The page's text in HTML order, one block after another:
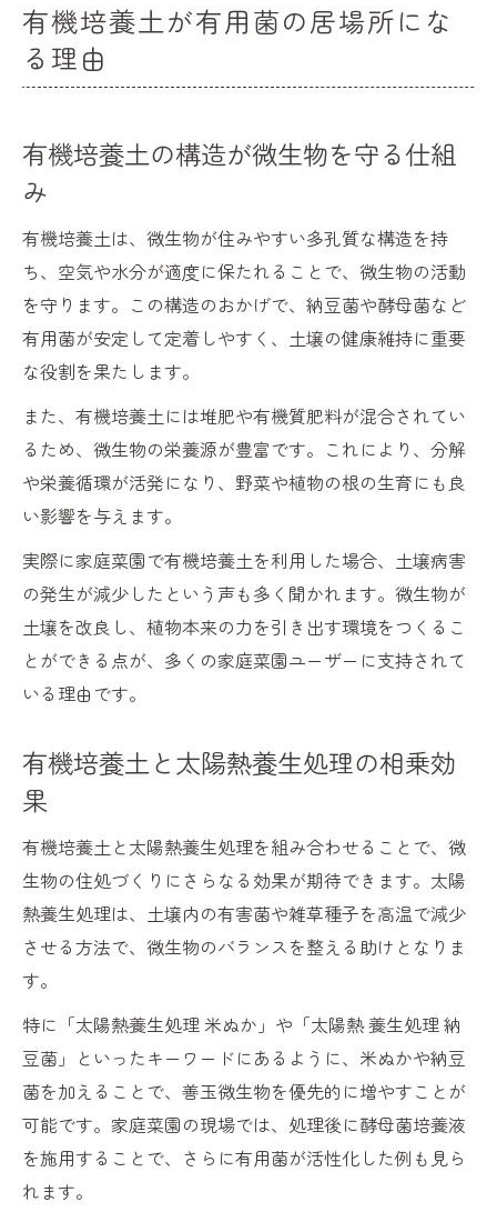
由
家庭菜園で活きる有機培養土の活用法
有機培養土と米ぬかの組み合わせ実例
納豆菌を活かす有機培養土の利用コツ
微生物が繁栄する土壌作りの基礎知識
有機培養土と堆肥で微生物環境を整える
有機培養土の選び方が土壌改良の鍵となる
有機培養土で微生物の活動を促す方法
家庭菜園で活かす有機培養土の基礎知識
有機培養土と酵母菌の関係を徹底解説
収穫増を目指すなら有機培養土で決まり
有機培養土で野菜の収穫量が上がる理由
有機培養土と微生物肥料の相乗効果を体感
有機培養土が健康野菜の生育を支える要素
有機培養土使用で化学肥料を減らす実践法
有機培養土による収穫増の実践的アプロー
チ
酵母菌と納豆菌が力を発揮する最適環境
納豆菌を有機培養土で最大限活かすコツ
酵母菌培養液と有機培養土の活用事例
有機培養土と太陽熱養生処理の重要性
太陽熱養生処理と有機培養土の効果的連携
有機培養土での太陽熱養生処理のやり方解
説
太陽熱養生処理と米ぬか併用の実践ポイン
有機培養土が有用菌の居場所にな
る理由
有機培養土の構造が微生物を守る仕組
み
有機培養土は、微生物が住みやすい多孔質な構造を持
ち、空気や水分が適度に保たれることで、微生物の活動
を守ります。この構造のおかげで、納豆菌や酵母菌など
有用菌が安定して定着しやすく、土壌の健康維持に重要
な役割を果たします。
また、有機培養土には堆肥や有機質肥料が混合されてい
るため、微生物の栄養源が豊富です。これにより、分解
や栄養循環が活発になり、野菜や植物の根の生育にも良
い影響を与えます。
実際に家庭菜園で有機培養土を利用した場合、土壌病害
の発生が減少したという声も多く聞かれます。微生物が
土壌を改良し、植物本来の力を引き出す環境をつくるこ
とができる点が、多くの家庭菜園ユーザーに支持されて
いる理由です。
有機培養土と太陽熱養生処理の相乗効
果
有機培養土と太陽熱養生処理を組み合わせることで、微
生物の住処づくりにさらなる効果が期待できます。太陽
熱養生処理は、土壌内の有害菌や雑草種子を高温で減少
させる方法で、微生物のバランスを整える助けとなりま
す。
特に「太陽熱養生処理 米ぬか」や「太陽熱 養生処理 納
豆菌」といったキーワードにあるように、米ぬかや納豆
菌を加えることで、善玉微生物を優先的に増やすことが
可能です。家庭菜園の現場では、処理後に酵母菌培養液
を施用することで、さらに有用菌が活性化した例も見ら
れます。